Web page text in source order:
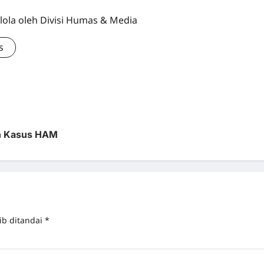
oleh Divisi Humas & Media
Kasus HAM
ditandai *